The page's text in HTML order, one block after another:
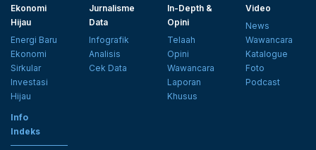
Ekonomi
Hijau
Energi Baru
Ekonomi
Sirkular
Investasi
Hijau
Jurnalisme
Data
Infografik
Analisis
Cek Data
In-Depth &
Opini
Telaah
Opini
Wawancara
Laporan
Khusus
Video
News
Wawancara
Katalogue
Foto
Podcast
Info
Indeks